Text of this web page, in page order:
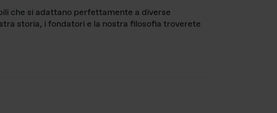
che si adattano perfettamente a diverse
storia, i fondatori e la nostra filosofia troverete